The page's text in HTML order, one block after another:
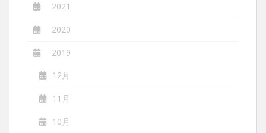
2021
2020
2019
12月
11月
10月